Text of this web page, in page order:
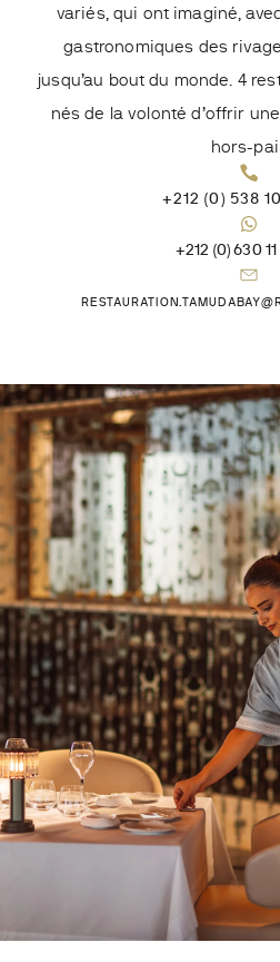
variés, qui ont imaginé,
gastronomiques des
jusqu’au bout du monde. 4
nés de la volonté d’offrir
hors-
+212 (0) 538
+212 (0) 630